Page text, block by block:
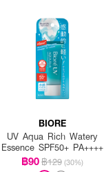
BIORE
UV Aqua Rich Watery
Essence SPF50+ PA++++
฿90฿129 (30%)